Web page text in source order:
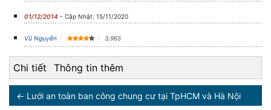
01/12/2014 - Cập Nhật: 15/11/2020
Vũ Nguyễn 3,965
Chi tiết Thông tin thêm
← Lưới an toàn ban công chung cư tại TpHCM và Hà Nội